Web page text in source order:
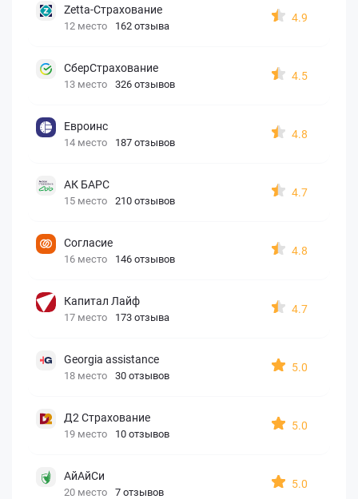
Zetta-Страхование
12 место 162 отзыва
4.9
СберСтрахование
13 место 326 отзывов
4.5
Евроинс
14 место 187 отзывов
4.8
АК БАРС
15 место 210 отзывов
4.7
Согласие
16 место 146 отзывов
4.8
Капитал Лайф
17 место 173 отзыва
4.7
Georgia assistance
18 место 30 отзывов
5.0
Д2 Страхование
19 место 10 отзывов
5.0
АйАйСи
20 место 7 отзывов
5.0